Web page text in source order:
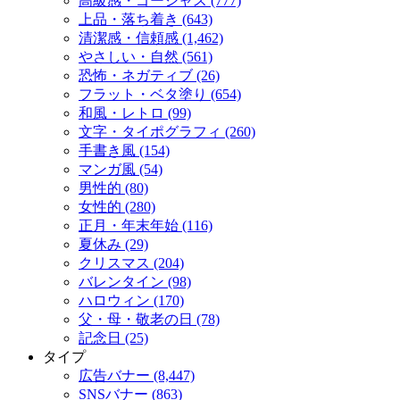
上品・落ち着き (643)
清潔感・信頼感 (1,462)
やさしい・自然 (561)
恐怖・ネガティブ (26)
フラット・ベタ塗り (654)
和風・レトロ (99)
文字・タイポグラフィ (260)
手書き風 (154)
マンガ風 (54)
男性的 (80)
女性的 (280)
正月・年末年始 (116)
夏休み (29)
クリスマス (204)
バレンタイン (98)
ハロウィン (170)
父・母・敬老の日 (78)
記念日 (25)
タイプ
広告バナー (8,447)
SNSバナー (863)